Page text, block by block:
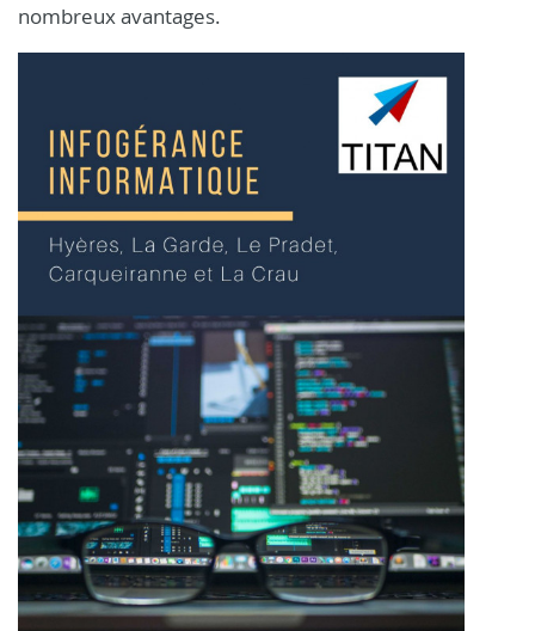
nombreux avantages.